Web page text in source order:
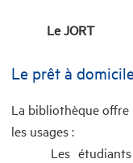
Le JORT
Le prêt à
La bibliothèque
les usages :
Les